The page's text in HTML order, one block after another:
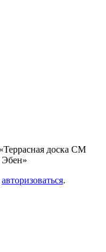
доска CM
Эбен»
авторизоваться.